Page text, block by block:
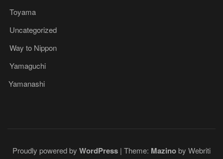
Toyama
Uncategorized
Way to Nippon
Yamaguchi
Yamanashi
Proudly powered by WordPress | Theme: Mazinoby Webriti